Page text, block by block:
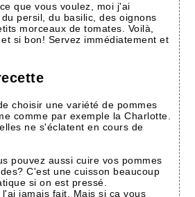
que vous voulez, moi j'ai
persil, du basilic, des oignons
morceaux de tomates. Voilà,
si bon! Servez immédiatement et
choisir une variété de pommes
comme par exemple la Charlotte.
ne s'éclatent en cours de
pouvez aussi cuire vos pommes
C'est une cuisson beaucoup
si on est pressé.
jamais fait. Mais si ça vous